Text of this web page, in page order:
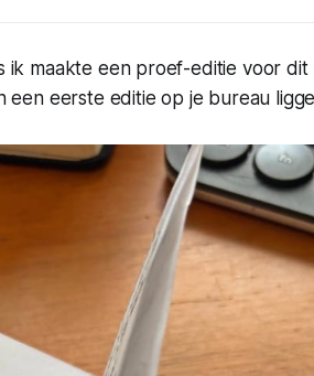
ik maakte een proef-editie voor
een eerste editie op je bureau